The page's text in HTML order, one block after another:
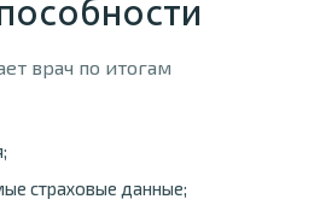
врач по итогам
страховые данные;